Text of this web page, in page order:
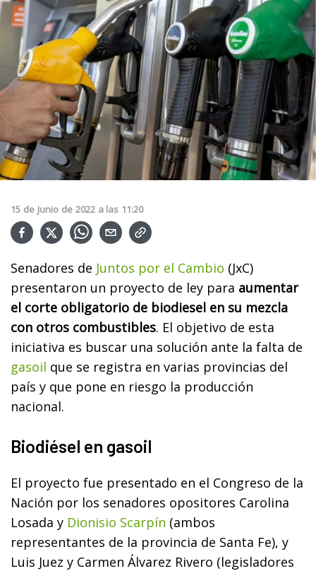
15 de Junio de 2022 a las 11:20
Senadores de Juntos por el Cambio (JxC)
presentaron un proyecto de ley para aumentar
el corte obligatorio de biodiesel en su mezcla
con otros combustibles. El objetivo de esta
iniciativa es buscar una solución ante la falta de
gasoil que se registra en varias provincias del
país y que pone en riesgo la producción
nacional.
Biodiésel en gasoil
El proyecto fue presentado en el Congreso de la
Nación por los senadores opositores Carolina
Losada y Dionisio Scarpín (ambos
representantes de la provincia de Santa Fe), y
Luis Juez y Carmen Álvarez Rivero (legisladores